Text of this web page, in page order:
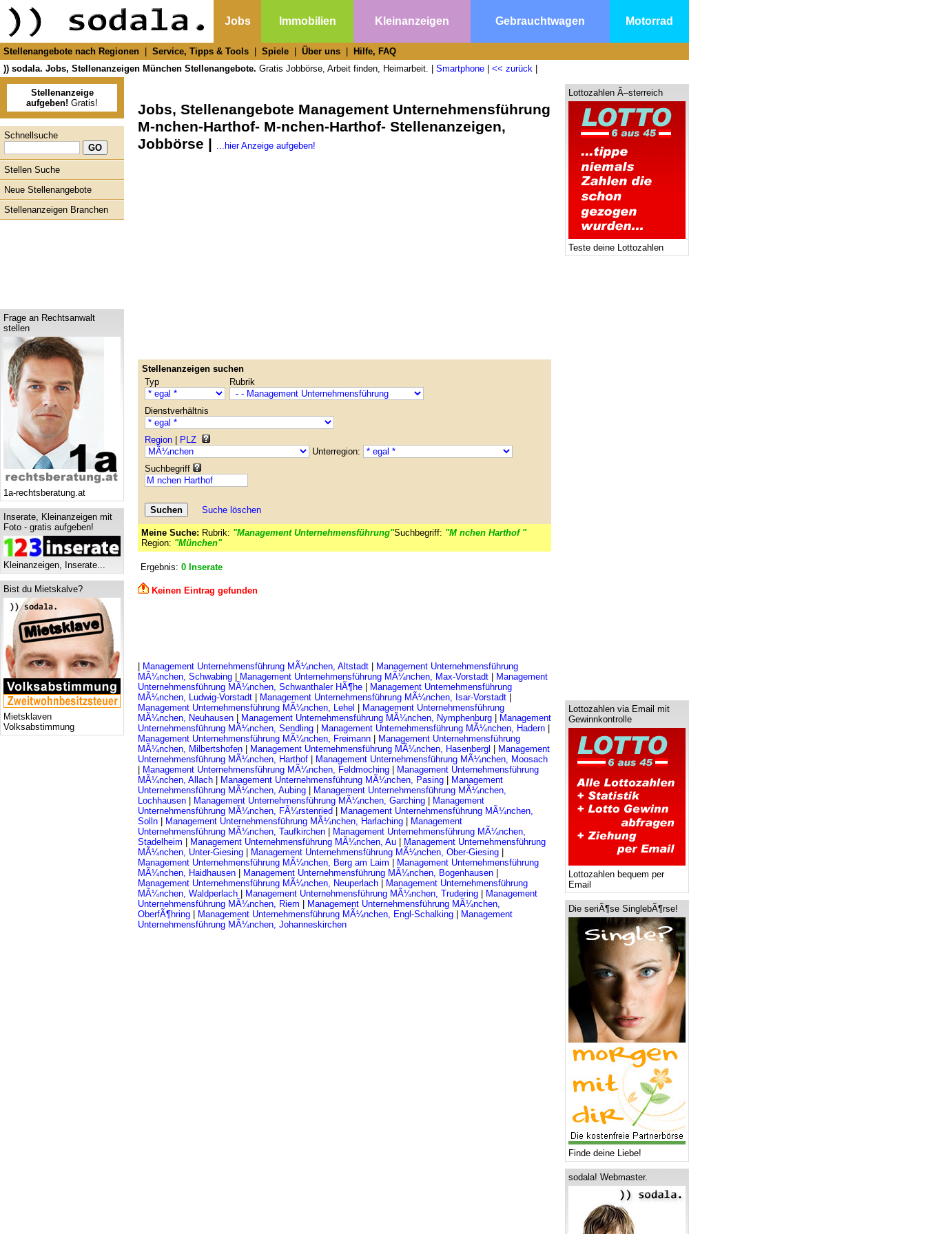
Jobs Immobilien Kleinanzeigen Gebrauchtwagen Motorrad
Stellenangebote nach Regionen Service, Tipps & Tools Spiele Über uns
Hilfe, FAQ
)) sodala. Jobs, Stellenanzeigen München Stellenangebote. Gratis Jobbörse, Arbeit finden, Heimarbeit. | Smartphone << zurück
Stellenanzeige
aufgeben! Gratis!
Schnellsuche
Stellen Suche
Neue Stellenangebote
Stellenanzeigen Branchen
Frage an Rechtsanwalt
stellen
1a-rechtsberatung.at
Inserate, Kleinanzeigen mit
Foto - gratis aufgeben!
Kleinanzeigen, Inserate...
Bist du Mietskalve?
Mietsklaven
Volksabstimmung
Jobs, Stellenangebote Management Unternehmensführung
M-nchen-Harthof- M-nchen-Harthof- Stellenanzeigen,
Jobbörse | ...hier Anzeige aufgeben!
Stellenanzeigen suchen
Typ
Rubrik
Dienstverhältnis
Region
PLZ
Unterregion:
Suchbegriff
Suche löschen
Meine Suche: Rubrik: "Management Unternehmensführung"Suchbegriff: "M nchen Harthof "
Region: "München"
Ergebnis: 0 Inserate
Keinen Eintrag gefunden
Management Unternehmensführung MÃ¼nchen, Altstadt
Management Unternehmensführung
MÃ¼nchen, Schwabing
Management Unternehmensführung MÃ¼nchen, Max-Vorstadt
Management
Unternehmensführung MÃ¼nchen, Schwanthaler HÃ¶he
Management Unternehmensführung
MÃ¼nchen, Ludwig-Vorstadt
Management Unternehmensführung MÃ¼nchen, Isar-Vorstadt
Management Unternehmensführung MÃ¼nchen, Lehel
Management Unternehmensführung
MÃ¼nchen, Neuhausen
Management Unternehmensführung MÃ¼nchen, Nymphenburg
Management
Unternehmensführung MÃ¼nchen, Sendling
Management Unternehmensführung MÃ¼nchen, Hadern
Management Unternehmensführung MÃ¼nchen, Freimann
Management Unternehmensführung
MÃ¼nchen, Milbertshofen
Management Unternehmensführung MÃ¼nchen, Hasenbergl
Management
Unternehmensführung MÃ¼nchen, Harthof
Management Unternehmensführung MÃ¼nchen, Moosach
Management Unternehmensführung MÃ¼nchen, Feldmoching
Management Unternehmensführung
MÃ¼nchen, Allach
Management Unternehmensführung MÃ¼nchen, Pasing
Management
Unternehmensführung MÃ¼nchen, Aubing
Management Unternehmensführung MÃ¼nchen,
Lochhausen
Management Unternehmensführung MÃ¼nchen, Garching
Management
Unternehmensführung MÃ¼nchen, FÃ¼rstenried
Management Unternehmensführung MÃ¼nchen,
Solln
Management Unternehmensführung MÃ¼nchen, Harlaching
Management
Unternehmensführung MÃ¼nchen, Taufkirchen
Management Unternehmensführung MÃ¼nchen,
Stadelheim
Management Unternehmensführung MÃ¼nchen, Au
Management Unternehmensführung
MÃ¼nchen, Unter-Giesing
Management Unternehmensführung MÃ¼nchen, Ober-Giesing
Management Unternehmensführung MÃ¼nchen, Berg am Laim
Management Unternehmensführung
MÃ¼nchen, Haidhausen
Management Unternehmensführung MÃ¼nchen, Bogenhausen
Management Unternehmensführung MÃ¼nchen, Neuperlach
Management Unternehmensführung
MÃ¼nchen, Waldperlach
Management Unternehmensführung MÃ¼nchen, Trudering
Management
Unternehmensführung MÃ¼nchen, Riem
Management Unternehmensführung MÃ¼nchen,
OberfÃ¶hring
Management Unternehmensführung MÃ¼nchen, Engl-Schalking
Management
Unternehmensführung MÃ¼nchen, Johanneskirchen
Lottozahlen Ã–sterreich
Teste deine Lottozahlen
Lottozahlen via Email mit
Gewinnkontrolle
Lottozahlen bequem per
Email
Die seriÃ¶se SinglebÃ¶rse!
Finde deine Liebe!
sodala! Webmaster.